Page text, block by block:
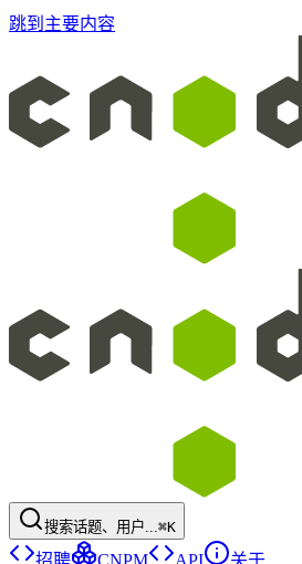
跳到主要内容
搜索话题、用户...⌘K
招聘 CNPM API
关于